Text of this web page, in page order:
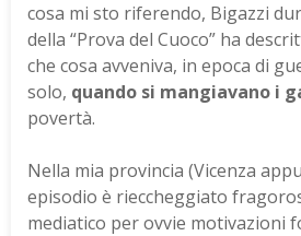
cosa mi sto riferendo, Bigazzi
della “Prova del Cuoco” ha
che cosa avveniva, in epoca di
solo, quando si mangiavano i
povertà.
Nella mia provincia (Vicenza
episodio è rieccheggiato
mediatico per ovvie motivazioni